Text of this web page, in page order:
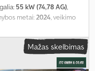
55 kW (74,78 AG),
metai:2024, veikimo
Mažas skelbimas